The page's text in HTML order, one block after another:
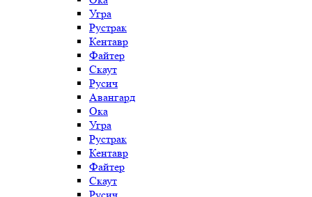
Угра
Рустрак
Кентавр
Файтер
Скаут
Русич
Авангард
Ока
Угра
Рустрак
Кентавр
Файтер
Скаут